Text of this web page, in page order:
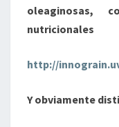
oleaginosas,
nutricionales
http://
Y obviamente